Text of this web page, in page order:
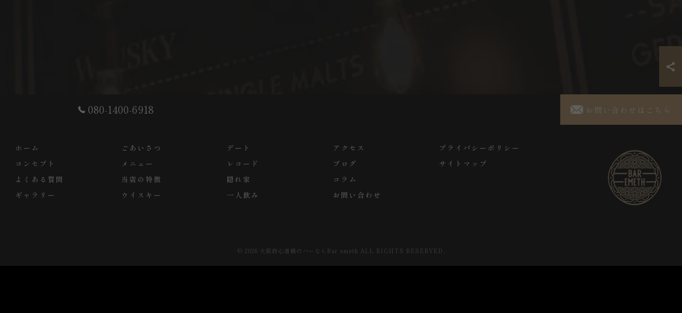
080-1400-6918 お問い合わせはこちら
ホーム
コンセプト
よくある質問
ギャラリー
ごあいさつ
メニュー
当店の特徴
ウイスキー
デート
レコード
隠れ家
一人飲み
アクセス
ブログ
コラム
お問い合わせ
プライバシーポリシー
サイトマップ
© 2026 大阪府心斎橋のバーならBar emeth ALL RIGHTS RESERVED.